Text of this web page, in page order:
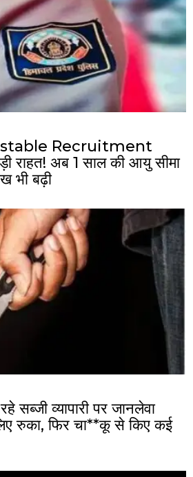
Recruitment
राहत! अब 1 साल की आयु सीमा
भी बढ़ी
सब्जी व्यापारी पर जानलेवा
रुका, फिर चा**कू से किए कई